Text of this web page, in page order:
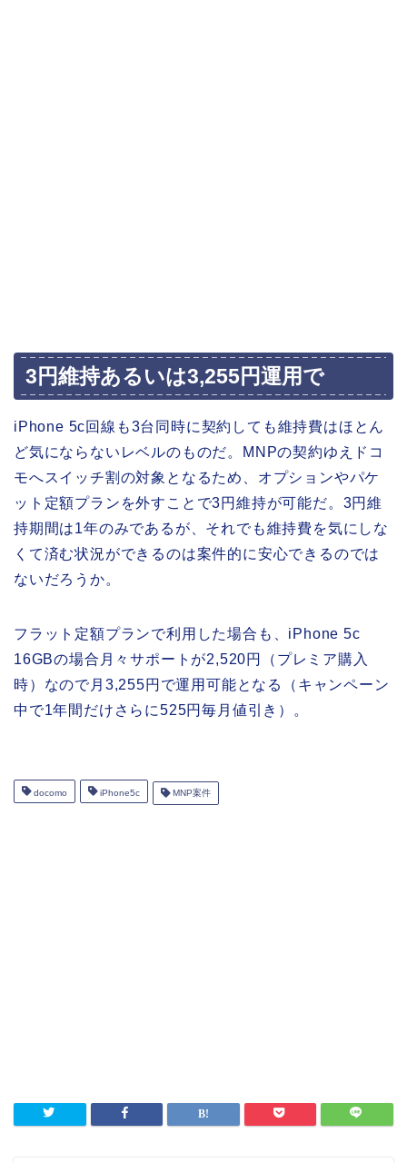
3円維持あるいは3,255円運用で
iPhone 5c回線も3台同時に契約しても維持費はほとん
ど気にならないレベルのものだ。MNPの契約ゆえドコ
モへスイッチ割の対象となるため、オプションやパケ
ット定額プランを外すことで3円維持が可能だ。3円維
持期間は1年のみであるが、それでも維持費を気にしな
くて済む状況ができるのは案件的に安心できるのでは
ないだろうか。
フラット定額プランで利用した場合も、iPhone 5c
16GBの場合月々サポートが2,520円（プレミア購入
時）なので月3,255円で運用可能となる（キャンペーン
中で1年間だけさらに525円毎月値引き）。
docomo iPhone5c MNP案件